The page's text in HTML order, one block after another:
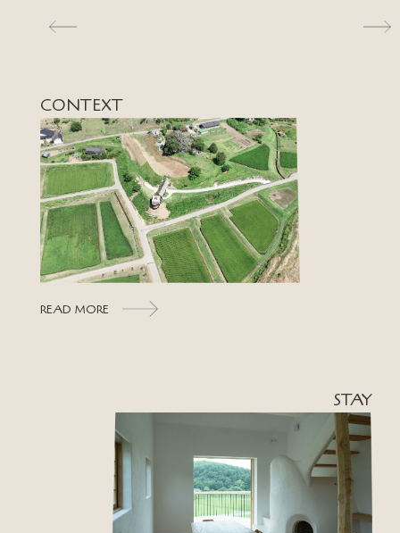
CONTEXT
READ MORE
STAY